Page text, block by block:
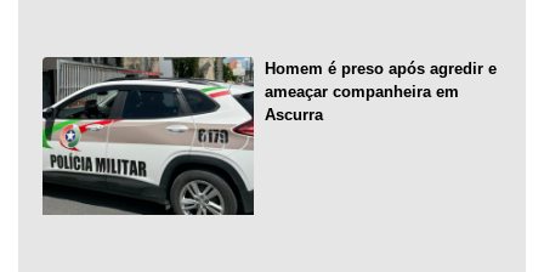
Homem é preso após agredir e
ameaçar companheira em
Ascurra